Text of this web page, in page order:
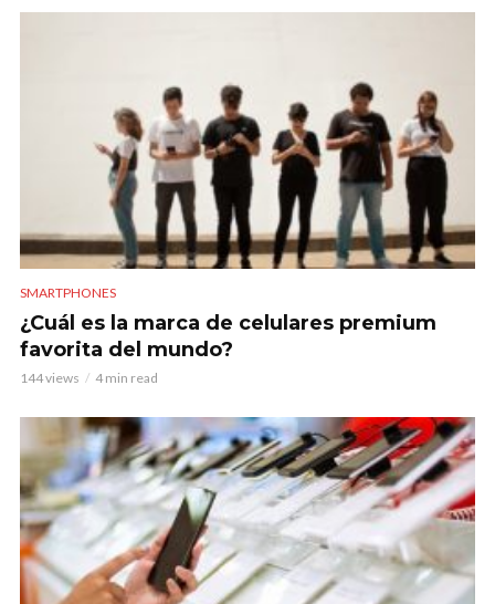
SMARTPHONES
¿Cuál es la marca de celulares premium
favorita del mundo?
144 views 4 min read